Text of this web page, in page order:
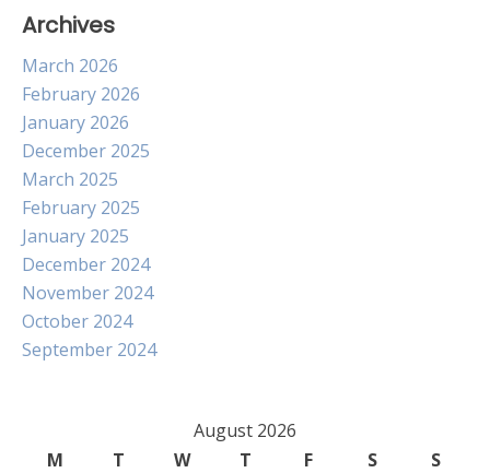
Archives
March 2026
February 2026
January 2026
December 2025
March 2025
February 2025
January 2025
December 2024
November 2024
October 2024
September 2024
August 2026
M
T W T F S
S